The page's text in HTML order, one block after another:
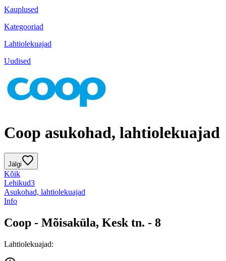
Kauplused
Kategooriad
Lahtiolekuajad
Uudised
Coop asukohad, lahtiolekuajad
Jälgi
Kõik
Lehikud3
Asukohad, lahtiolekuajad
Info
Coop - Mõisaküla, Kesk tn. - 8
Lahtiolekuajad: